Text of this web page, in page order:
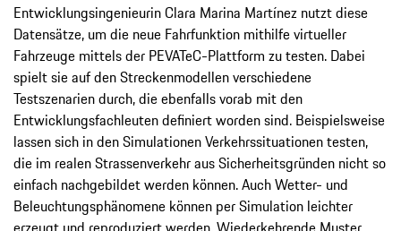
Entwicklungsingenieurin Clara Marina Martínez nutzt diese
Datensätze, um die neue Fahrfunktion mithilfe virtueller
Fahrzeuge mittels der PEVATeC-Plattform zu testen. Dabei
spielt sie auf den Streckenmodellen verschiedene
Testszenarien durch, die ebenfalls vorab mit den
Entwicklungsfachleuten definiert worden sind. Beispielsweise
lassen sich in den Simulationen Verkehrssituationen testen,
die im realen Strassenverkehr aus Sicherheitsgründen nicht so
einfach nachgebildet werden können. Auch Wetter- und
Beleuchtungsphänomene können per Simulation leichter